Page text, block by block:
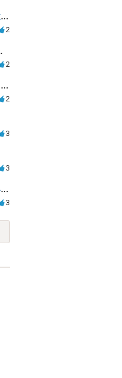
ホーム上での接触による痴漢疑惑と逮捕の可能性について
2
能性は？
2
盗撮行為の後日捜査や逮捕の可能性と初動対応について
2
3
3
書類送検後の対応と家族に知られないための手続きについて相談
3